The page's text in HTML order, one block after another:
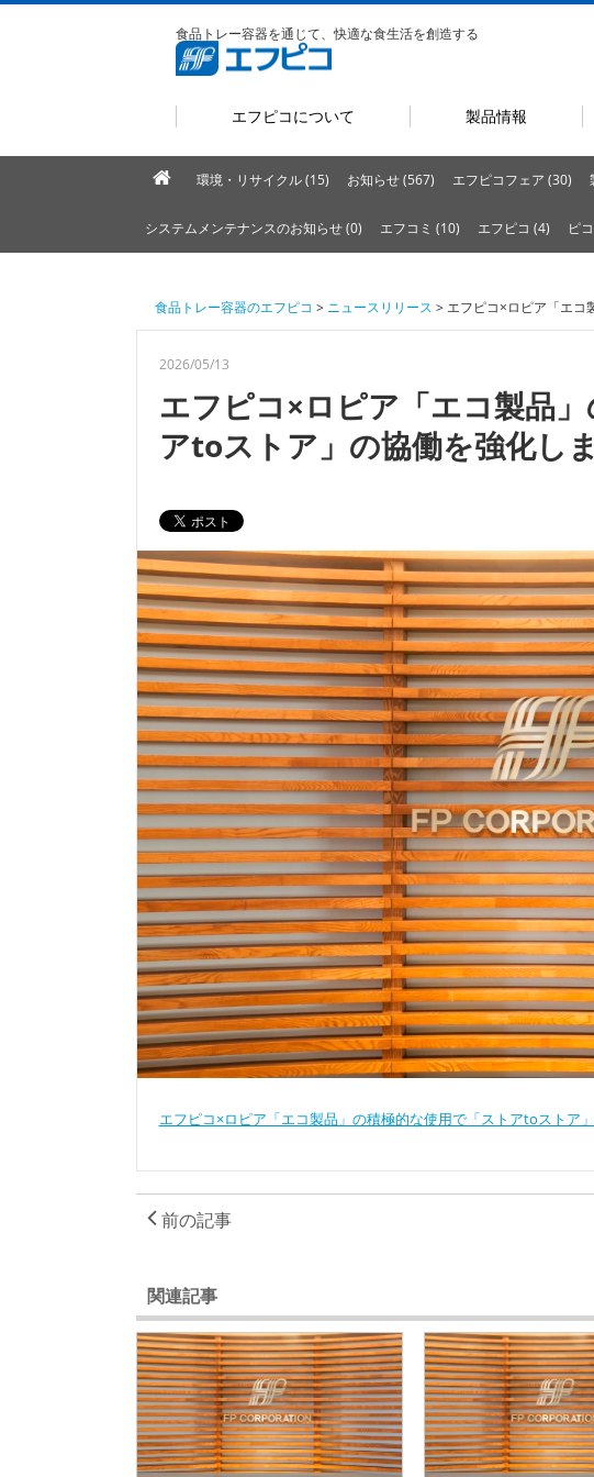
食品トレー容器を通じて、快適な食生活を創造する
エフピコについて 製品情報
環境・リサイクル (15) お知らせ (567) エフピコフェア (30)
システムメンテナンスのお知らせ (0) エフコミ (10) エフピコ (4) ピ
食品トレー容器のエフピコ > ニュースリリース > エフピコ×ロピア「エコ
2026/05/13
エフピコ×ロピア「エコ製品
アtoストア」の協働を強化し
エフピコ×ロピア「エコ製品」の積極的な使用で「ストアtoストア
前の記事
関連記事